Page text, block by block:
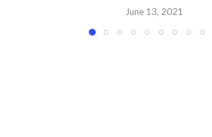
June 13, 2021